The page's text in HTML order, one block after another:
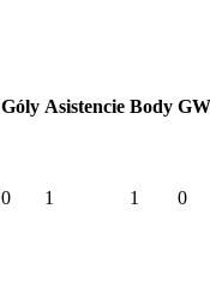
Góly Asistencie Body
0 1 1 0